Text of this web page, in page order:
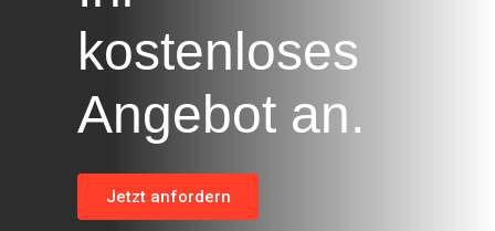
kostenloses
Angebot an.
Jetzt anfordern